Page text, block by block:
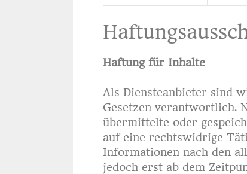
Haftung für Inhalte
Als Diensteanbieter sind
Gesetzen verantwortlich.
übermittelte oder
auf eine rechtswidrige
Informationen nach den
jedoch erst ab dem